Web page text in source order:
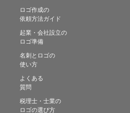
ロゴ作成の
依頼方法ガイド
起業・会社設立の
ロゴ準備
名刺とロゴの
使い方
よくある
質問
税理士・士業の
ロゴの選び方